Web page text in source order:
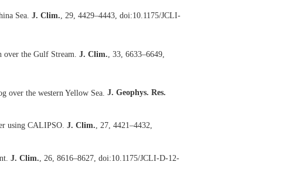
Sea. J. Clim., 29, 4429–4443, doi:10.1175/JCLI-
the Gulf Stream. J. Clim. , 33, 6633–6649,
over the western Yellow Sea. J. Geophys. Res.
using CALIPSO. J. Clim., 27, 4421–4432,
J. Clim., 26, 8616–8627, doi:10.1175/JCLI-D-12-